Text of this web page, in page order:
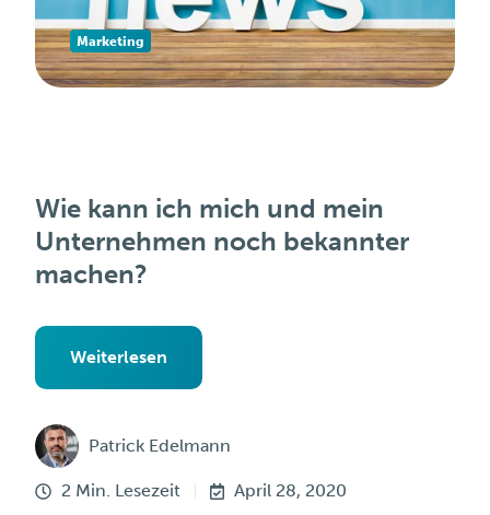
Marketing
Wie kann ich mich und mein
Unternehmen noch bekannter
machen?
Weiterlesen
Patrick Edelmann
2 Min. Lesezeit April 28, 2020